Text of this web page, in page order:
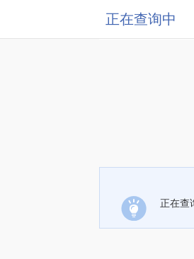
正在查询中
正在查